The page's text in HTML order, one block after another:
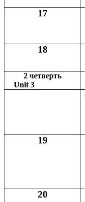
17
18
2 четверть
Unit 3
19
20